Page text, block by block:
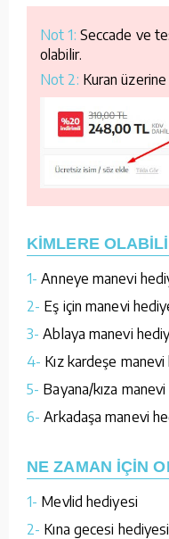
Not 1: Seccade ve
olabilir.
Not 2: Kuran
KİMLERE
1- Anneye manevi
2- Eş için manevi
3- Ablaya manevi
4- Kız kardeşe
5- Bayana/kıza
6- Arkadaşa manevi
NE ZAMAN İÇİN
1- Mevlid hediyesi
2- Kına gecesi hediyesi